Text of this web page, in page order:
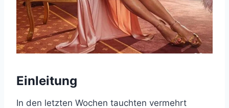
Einleitung
In den letzten Wochen tauchten vermehrt